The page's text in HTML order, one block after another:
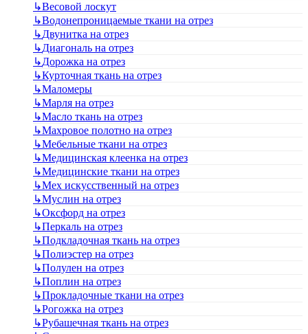
↳Весовой лоскут
↳Водонепроницаемые ткани на отрез
↳Двунитка на отрез
↳Диагональ на отрез
↳Дорожка на отрез
↳Курточная ткань на отрез
↳Маломеры
↳Марля на отрез
↳Масло ткань на отрез
↳Махровое полотно на отрез
↳Мебельные ткани на отрез
↳Медицинская клеенка на отрез
↳Медицинские ткани на отрез
↳Мех искусственный на отрез
↳Муслин на отрез
↳Оксфорд на отрез
↳Перкаль на отрез
↳Подкладочная ткань на отрез
↳Полиэстер на отрез
↳Полулен на отрез
↳Поплин на отрез
↳Прокладочные ткани на отрез
↳Рогожка на отрез
↳Рубашечная ткань на отрез